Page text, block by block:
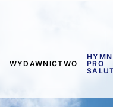
WYDAWNICTWO
HYMN
PRO